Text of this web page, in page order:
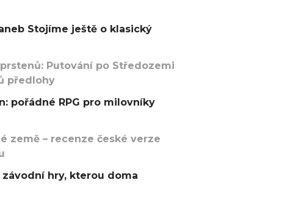
Stojíme ještě o klasický
Putování po Středozemi
předlohy
pořádné RPG pro milovníky
země – recenze české verze
hry, kterou doma